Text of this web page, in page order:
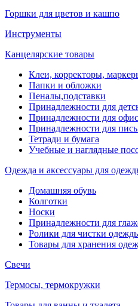
Горшки для цветов и кашпо
Инструменты
Канцелярские товары
Клеи, корректоры,
Папки и обложки
Пеналы,подставки
Принадлежности для
Принадлежности для
Принадлежности для
Тетради и бумага
Учебные и наглядные
Одежда и аксессуары для
Домашняя обувь
Колготки
Носки
Принадлежности для
Ролики для чистки
Товары для хранения
Свечи
Термосы, термокружки